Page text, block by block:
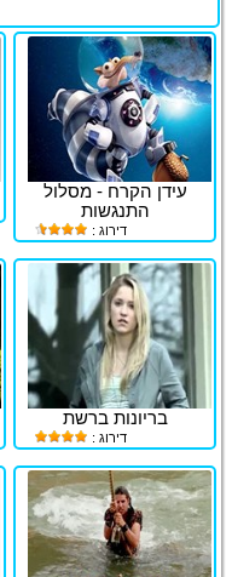
עידן הקרח - מסלול
התנגשות
דירוג :
בריונות ברשת
דירוג :